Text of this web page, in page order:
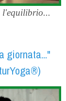
l'equilibrio...
giornata..."